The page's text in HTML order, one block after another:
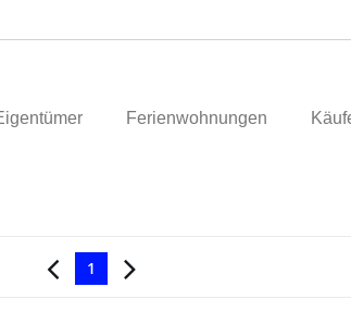
Ferienwohnungen
1